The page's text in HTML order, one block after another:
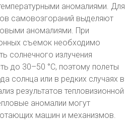
аномалиями. Для
самовозгораний выделяют
аномалиями. При
съемок необходимо
солнечного излучения
до 30–50 °С, поэтому полеты
солнца или в редких случаях в
результатов тепловизионной
аномалии могут
машин и механизмов.